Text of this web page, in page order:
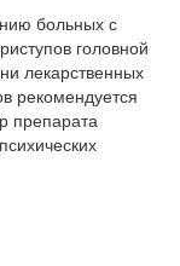
больных с
головной
лекарственных
рекомендуется
препарата